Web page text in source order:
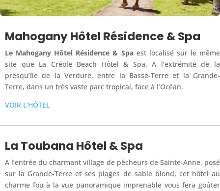
Mahogany Hôtel Résidence & Spa
Le Mahogany Hôtel Résidence & Spaest localisé sur le même
site que La Créole Beach Hôtel & Spa. A l’extrémité de la
presqu’île de la Verdure, entre la Basse-Terre et la Grande-
Terre, dans un très vaste parc tropical, face à l’Océan.
VOIR L’HÔTEL
La Toubana Hôtel & Spa
A l’entrée du charmant village de pêcheurs de Sainte-Anne, posé
sur la Grande-Terre et ses plages de sable blond, cet hôtel au
charme fou à la vue panoramique imprenable vous fera goûter